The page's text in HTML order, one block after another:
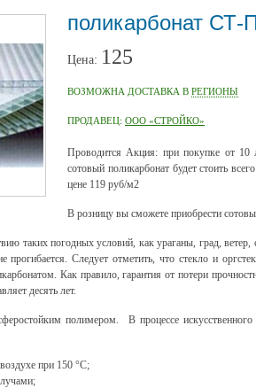
поликарбонат СТ-
Цена: 125
ВОЗМОЖНА ДОСТАВКА В РЕГИОНЫ
ПРОДАВЕЦ: ООО «СТРОЙКО»
Проводится Акция: при покупке от
сотовый поликарбонат будет стоить
цене 119 руб/м2
В розницу вы сможете приобрести
таких погодных условий, как ураганы, град,
прогибается. Следует отметить, что стекло и
Как правило, гарантия от потери
десять лет.
полимером. В процессе
при 150 °С;